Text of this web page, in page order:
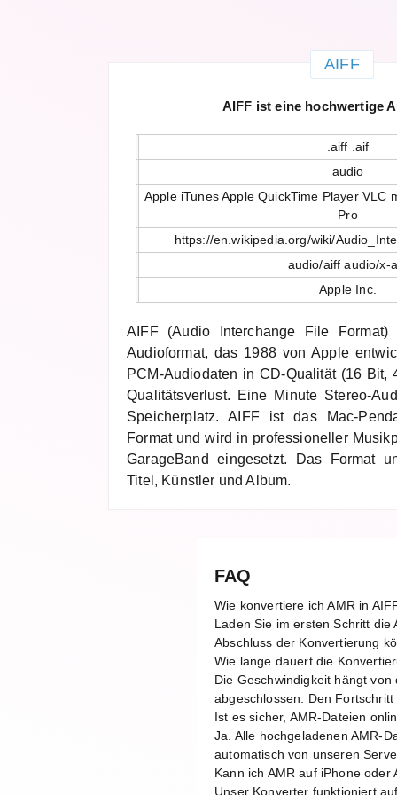
AIFF
AIFF ist eine hochwertige
.aiff .aif
audio
Apple iTunes Apple QuickTime Player VLC
Pro
https://en.wikipedia.org/wiki/
audio/aiff audio/x-
Apple Inc.
AIFF (Audio Interchange File Format)
Audioformat, das 1988 von Apple
PCM-Audiodaten in CD-Qualität (16 Bit,
Qualitätsverlust. Eine Minute Stereo-
Speicherplatz. AIFF ist das Mac-
Format und wird in professioneller
GarageBand eingesetzt. Das Format
Titel, Künstler und Album.
FAQ
Wie konvertiere ich AMR in
Laden Sie im ersten Schritt die
Abschluss der Konvertierung
Wie lange dauert die
Die Geschwindigkeit hängt
abgeschlossen. Den
Ist es sicher, AMR-Dateien
Ja. Alle hochgeladenen AMR-
automatisch von unseren
Kann ich AMR auf iPhone oder
Unser Konverter funktioniert